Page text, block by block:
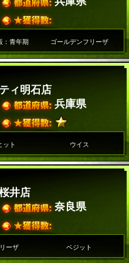
：青年期 ゴールデンフリーザ
ィ明石店
兵庫県
ット ウイス
井店
奈良県
ーザ ベジット